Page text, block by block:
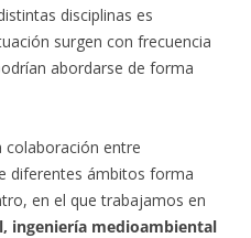
disciplinas es
surgen con frecuencia
abordarse de forma
colaboración entre
diferentes ámbitos forma
en el que trabajamos en
ingeniería medioambiental